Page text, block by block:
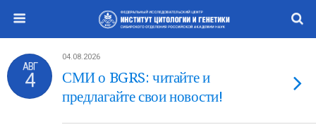
АВГ
4
04.08.2026
СМИ о BGRS: читайте и
предлагайте свои новости!